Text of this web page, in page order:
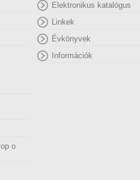
Elektronikus katalógus
Linkek
Évkönyvek
Információk
о